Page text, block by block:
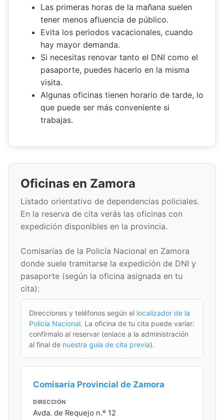
Las primeras horas de la mañana suelen
tener menos afluencia de público.
Evita los periodos vacacionales, cuando
hay mayor demanda.
Si necesitas renovar tanto el DNI como el
pasaporte, puedes hacerlo en la misma
visita.
Algunas oficinas tienen horario de tarde, lo
que puede ser más conveniente si
trabajas.
Oficinas en Zamora
Listado orientativo de dependencias policiales.
En la reserva de cita verás las oficinas con
expedición disponibles en la provincia.
Comisarías de la Policía Nacional en Zamora
donde suele tramitarse la expedición de DNI y
pasaporte (según la oficina asignada en tu
cita):
Direcciones y teléfonos según el localizador de la
Policía Nacional. La oficina de tu cita puede variar:
confírmalo al reservar (enlace a la administración
al final de nuestra guía de cita previa).
Comisaría Provincial de Zamora
DIRECCIÓN
Avda. de Requejo n.º 12